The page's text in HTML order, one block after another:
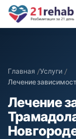
Главная
Услуги
Лечение
Лечение